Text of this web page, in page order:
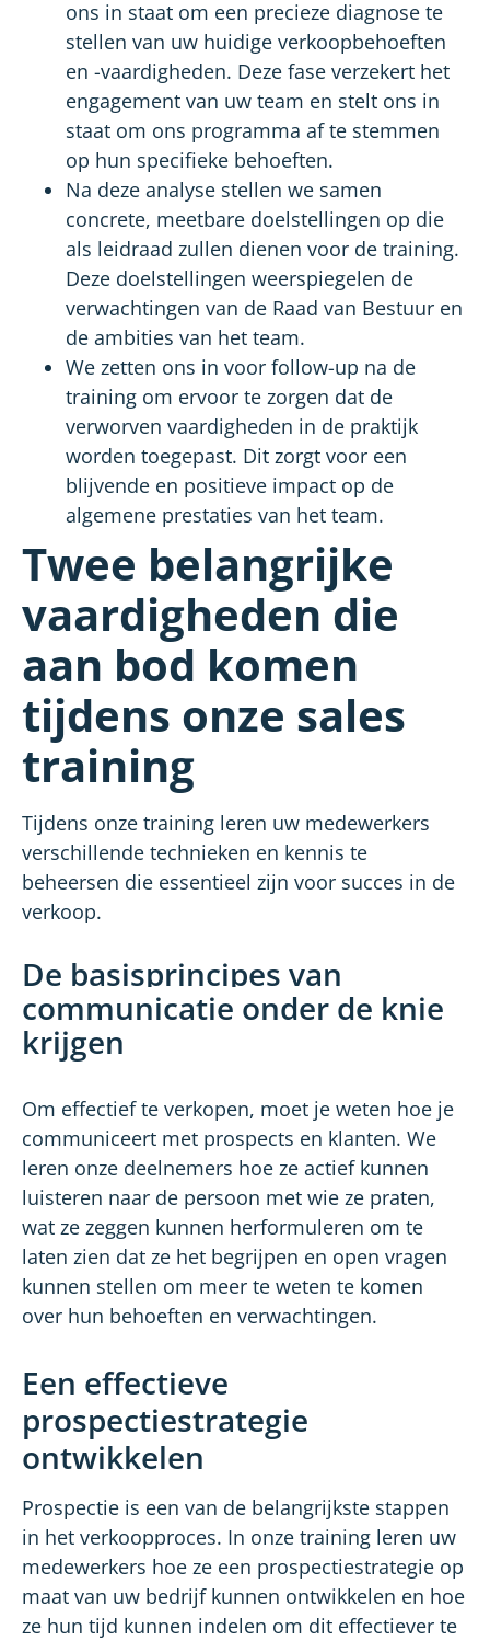
ons in staat om een precieze diagnose te
stellen van uw huidige verkoopbehoeften
en -vaardigheden. Deze fase verzekert het
engagement van uw team en stelt ons in
staat om ons programma af te stemmen
op hun specifieke behoeften.
Na deze analyse stellen we samen
concrete, meetbare doelstellingen op die
als leidraad zullen dienen voor de training.
Deze doelstellingen weerspiegelen de
verwachtingen van de Raad van Bestuur en
de ambities van het team.
We zetten ons in voor follow-up na de
training om ervoor te zorgen dat de
verworven vaardigheden in de praktijk
worden toegepast. Dit zorgt voor een
blijvende en positieve impact op de
algemene prestaties van het team.
Twee belangrijke
vaardigheden die
aan bod komen
tijdens onze sales
training
Tijdens onze training leren uw medewerkers
verschillende technieken en kennis te
beheersen die essentieel zijn voor succes in de
verkoop.
De basisprincipes van
communicatie onder de knie
krijgen
Om effectief te verkopen, moet je weten hoe je
communiceert met prospects en klanten. We
leren onze deelnemers hoe ze actief kunnen
luisteren naar de persoon met wie ze praten,
wat ze zeggen kunnen herformuleren om te
laten zien dat ze het begrijpen en open vragen
kunnen stellen om meer te weten te komen
over hun behoeften en verwachtingen.
Een effectieve
prospectiestrategie
ontwikkelen
Prospectie is een van de belangrijkste stappen
in het verkoopproces. In onze training leren uw
medewerkers hoe ze een prospectiestrategie op
maat van uw bedrijf kunnen ontwikkelen en hoe
ze hun tijd kunnen indelen om dit effectiever te